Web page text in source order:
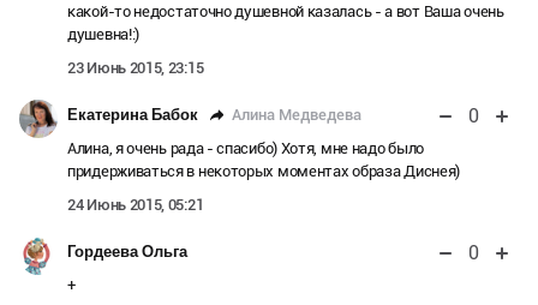
какой-то недостаточно душевной казалась - а вот Ваша очень
душевна!:)
23 Июнь 2015, 23:15
Екатерина Бабок Алина Медведева 0
Алина, я очень рада - спасибо) Хотя, мне надо было
придерживаться в некоторых моментах образа Диснея)
24 Июнь 2015, 05:21
Гордеева Ольга 0
+